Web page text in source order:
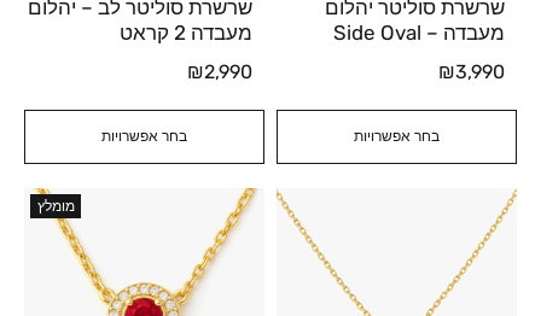
בחר אפשרויות
שרשרת סוליטר יהלום
מעבדה – Side Oval
₪3,990
בחר אפשרויות
שרשרת סוליטר לב – יהלום
מעבדה 2 קראט
₪2,990
מומלץ